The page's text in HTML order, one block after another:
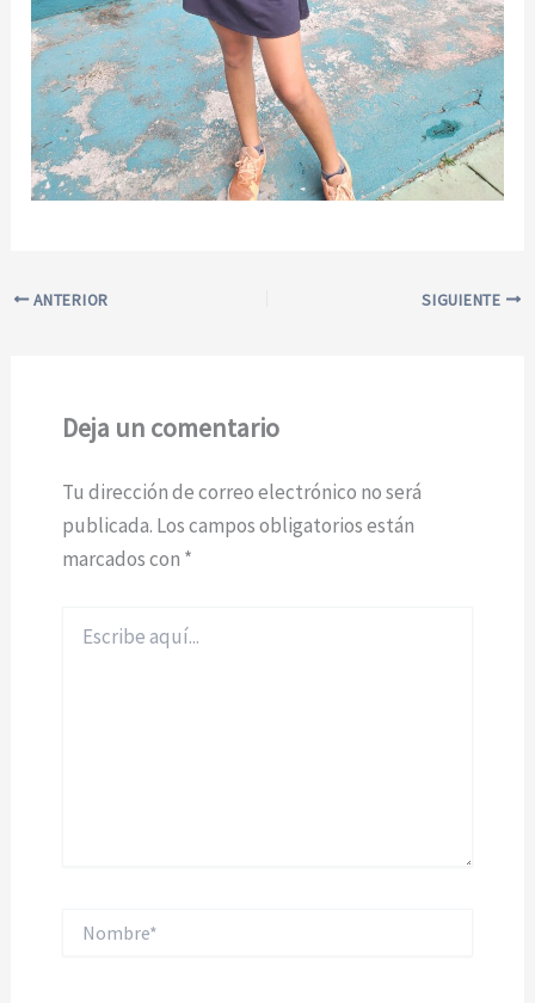
ANTERIOR SIGUIENTE
Deja un comentario
Tu dirección de correo electrónico no será
publicada. Los campos obligatorios están
marcados con *
aquí...